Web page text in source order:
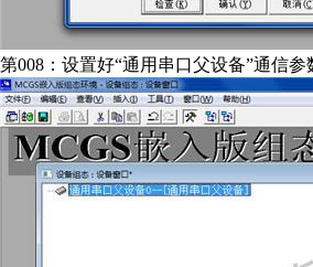
第008：设置好“通用串口父设备”通信参